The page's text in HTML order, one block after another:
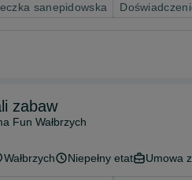
sanepidowska
zabaw
Fun Wałbrzych
Wałbrzych Niepełny etat Umowa